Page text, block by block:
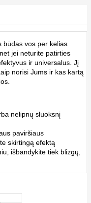
būdas vos per kelias
jei neturite patirties
ir universalus. Jį
norisi Jums ir kas kartą
nelipnų sluoksnį
paviršiaus
skirtingą efektą
išbandykite tiek blizgų,